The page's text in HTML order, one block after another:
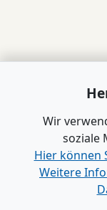
Wir
soziale
Hier können
Weitere